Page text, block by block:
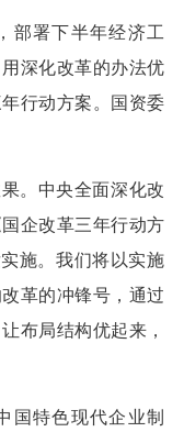
部署下半年经济工
深化改革的办法优
行动方案。国资委
。中央全面深化改
企改革三年行动方
施。我们将以实施
革的冲锋号，通过
布局结构优起来，
国特色现代企业制